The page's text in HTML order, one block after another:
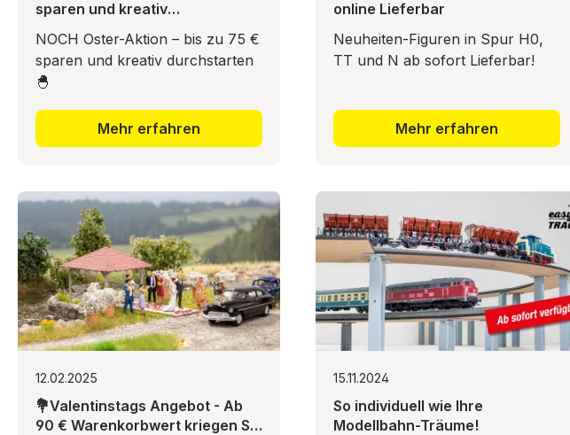
sparen und kreativ
NOCH Oster-Aktion – bis zu 75 €
sparen und kreativ durchstarten
🐣
Mehr erfahren
online Lieferbar
Neuheiten-Figuren in Spur H0,
TT und N ab sofort Lieferbar!
Mehr erfahren
12.02.2025
💐Valentinstags Angebot - Ab
90 € Warenkorbwert kriegen Sie
15.11.2024
So individuell wie Ihre
Modellbahn-Träume!